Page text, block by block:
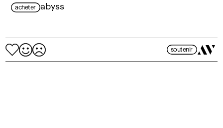
acheter abyss
soutenir